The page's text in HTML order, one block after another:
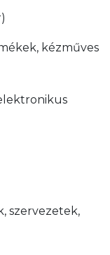
kézműves
szervezetek,